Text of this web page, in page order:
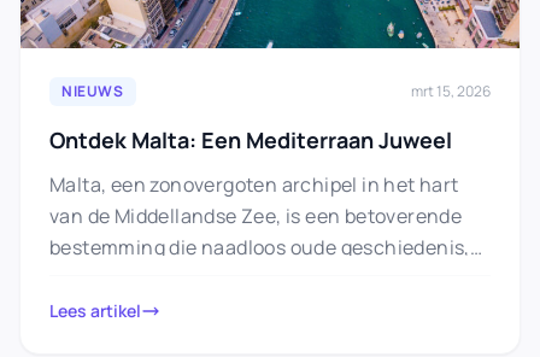
NIEUWS mrt 15, 2026
Ontdek Malta: Een Mediterraan Juweel
Malta, een zonovergoten archipel in het hart
van de Middellandse Zee, is een betoverende
bestemming die naadloos oude geschiedenis,
levendige cultuur…
Lees artikel